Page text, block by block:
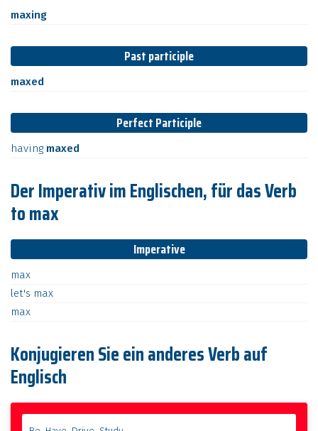
maxing
Past participle
maxed
Perfect Participle
having maxed
Der Imperativ im Englischen, für das Verb
to max
Imperative
max
let's max
max
Konjugieren Sie ein anderes Verb auf
Englisch